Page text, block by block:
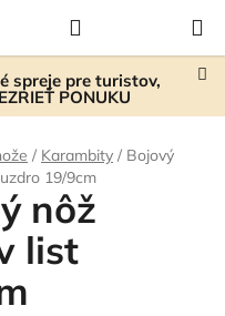
spreje pre turistov,
PONUKU
KOŠÍK
/ Karambity / Bojový
19/9cm
nôž
list